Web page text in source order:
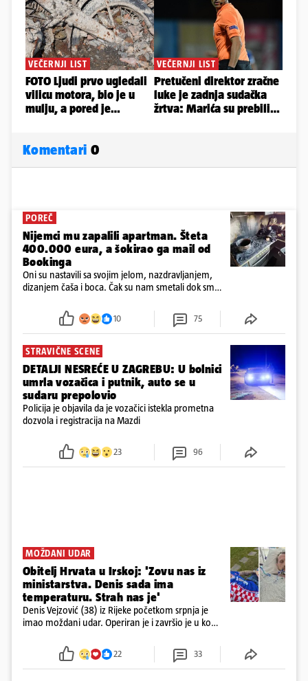
Komentari 0
POREČ
Nijemci mu zapalili apartman. Šteta
400.000 eura, a šokirao ga mail od
Bookinga
Oni su nastavili sa svojim jelom, nazdravljanjem,
dizanjem čaša i boca. Čak su nam smetali dok smo
požar, rekao je vlasnik
10 75
STRAVIČNE SCENE
DETALJI NESREĆE U ZAGREBU: U bolnici
umrla vozačica i putnik, auto se u
sudaru prepolovio
Policija je objavila da je vozačici istekla prometna
dozvola i registracija na Mazdi
23 96
MOŽDANI UDAR
Obitelj Hrvata u Irskoj: 'Zovu nas iz
ministarstva. Denis sada ima
temperaturu. Strah nas je'
Denis Vejzović (38) iz Rijeke početkom srpnja je
imao moždani udar. Operiran je i završio je u komi.
tamošnji liječnici ne vjeruju u oporavak: 'Imamo
22 33